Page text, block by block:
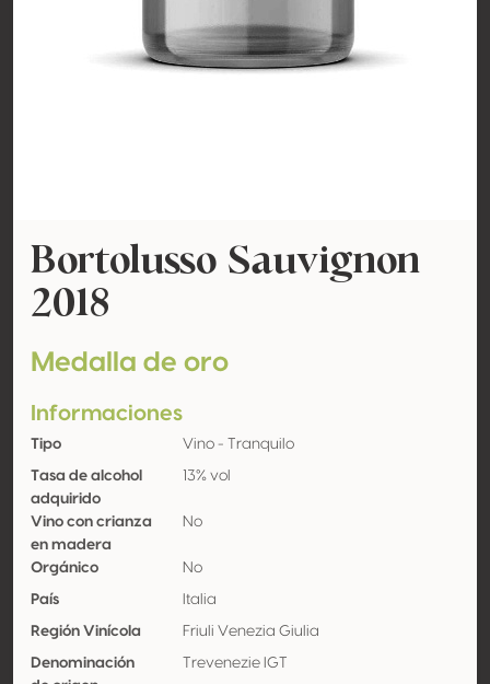
Bortolusso Sauvignon
2018
Medalla de oro
Informaciones
Tipo Vino - Tranquilo
Tasa de alcohol
adquirido
13% vol
Vino con crianza
en madera
No
Orgánico No
País Italia
Región Vinícola Friuli Venezia Giulia
Denominación
Trevenezie IGT